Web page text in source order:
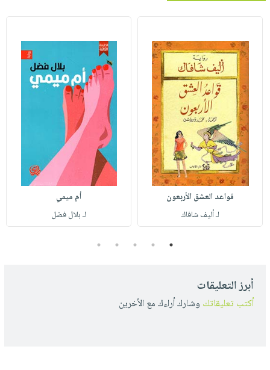
قواعد العشق الأربعون
لـ أليف شافاك
أم ميمي
لـ بلال فضل
1
2
3
4
5
أبرز التعليقات
أكتب تعليقاتك وشارك أراءك مع الأخرين